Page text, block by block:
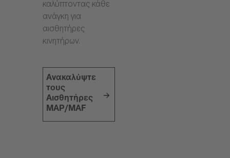
καλύπτοντας κάθε
ανάγκη για
αισθητήρες
κινητήρων.
Ανακαλύψτε
τους
Αισθητήρες
MAP/MAF